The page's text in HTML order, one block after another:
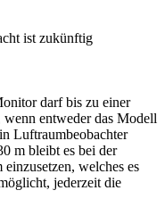
ist zukünftig
darf bis zu einer
entweder das Modell
Luftraumbeobachter
m bleibt es bei der
welches es
jederzeit die